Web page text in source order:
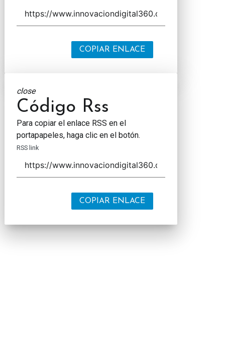
COPIAR ENLACE
close
Código Rss
Para copiar el enlace RSS en el
portapapeles, haga clic en el botón.
RSS link
COPIAR ENLACE